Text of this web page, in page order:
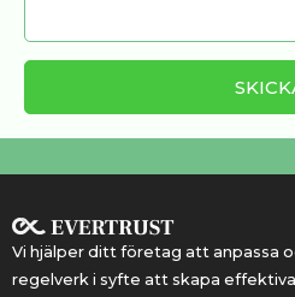
Vi hjälper ditt företag att anpassa
regelverk i syfte att skapa